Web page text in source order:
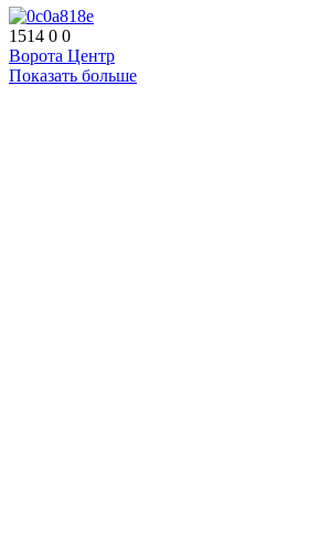
1514 0 0
Ворота Центр
Показать больше